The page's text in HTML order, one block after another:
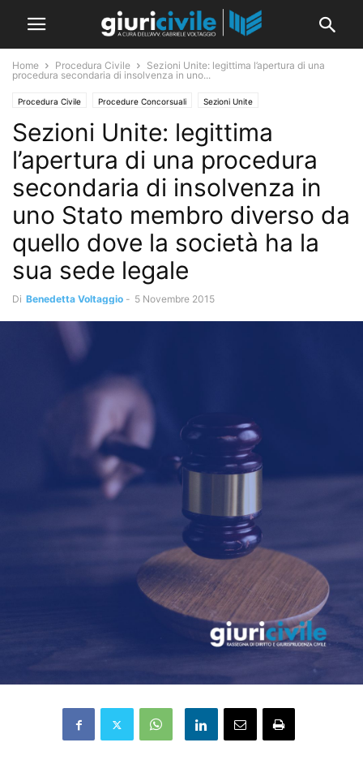
Home Procedura Civile
Sezioni Unite: legittima l’apertura di una
procedura secondaria di insolvenza in uno...
Procedura Civile Procedure Concorsuali Sezioni Unite
Sezioni Unite: legittima
l’apertura di una procedura
secondaria di insolvenza in
uno Stato membro diverso da
quello dove la società ha la
sua sede legale
Di Benedetta Voltaggio - 5 Novembre 2015